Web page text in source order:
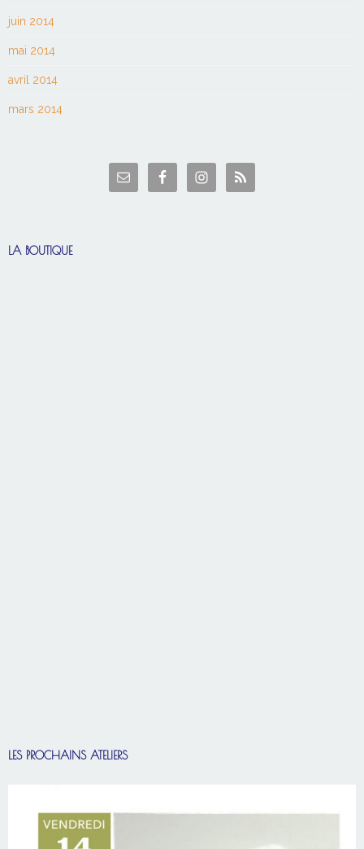
juin 2014
mai 2014
avril 2014
mars 2014
LA BOUTIQUE
LES PROCHAINS ATELIERS